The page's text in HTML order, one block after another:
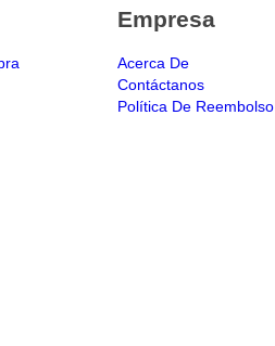
Empresa
Acerca De
Contáctanos
Política De Reembolso